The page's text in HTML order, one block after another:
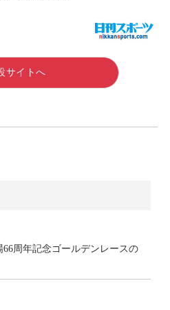
サイトへ
周年記念ゴールデンレースの